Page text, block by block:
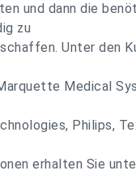
und dann die
zu
Unter den
Medical
Philips,
erhalten Sie